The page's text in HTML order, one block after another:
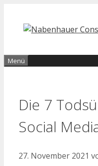
Inhalt
springen
Menü
Die 7
Social
27. November 2021